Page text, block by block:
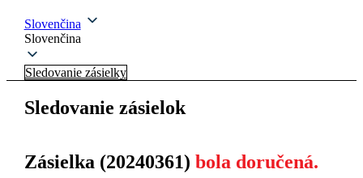
Slovenčina
Slovenčina
Sledovanie zásielky
Sledovanie zásielok
Zásielka (20240361) bola doručená.